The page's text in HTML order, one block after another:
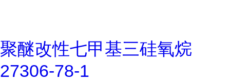
聚醚改性七甲基三硅氧烷
27306-78-1